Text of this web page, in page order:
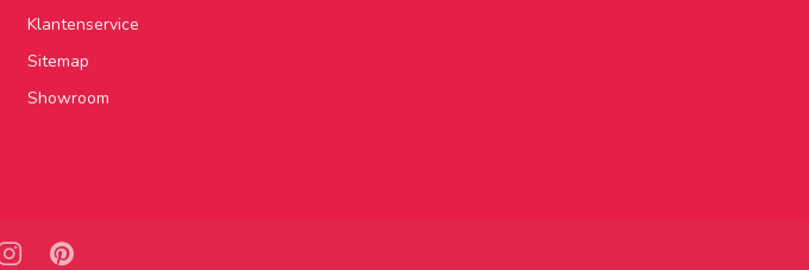
Klantenservice
Sitemap
Showroom